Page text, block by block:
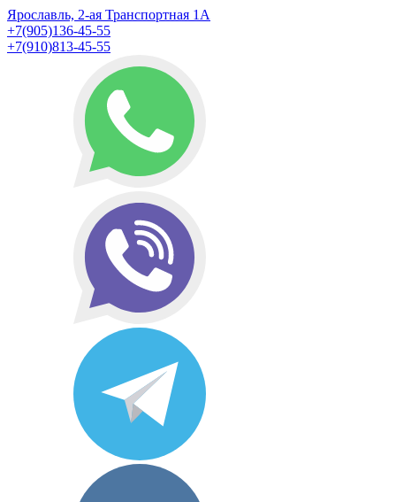
Ярославль, 2-ая Транспортная 1А
+7(905)136-45-55
+7(910)813-45-55